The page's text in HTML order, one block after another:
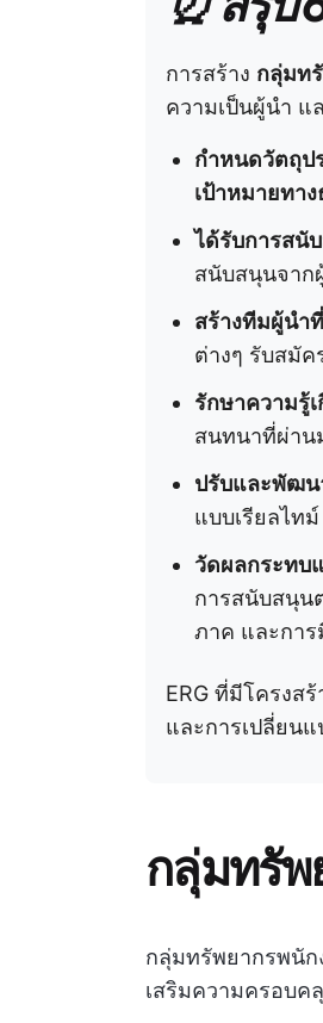
การสร้าง กลุ่มท
ความเป็นผู้นำ แ
กำหนดวัตถุป
เป้าหมายทา
ได้รับการสนั
สนับสนุนจาก
สร้างทีมผู้นำ
ต่างๆ รับสมั
รักษาความรู้เ
สนทนาที่ผ่าน
ปรับและพัฒน
แบบเรียลไท
วัดผลกระทบ
การสนับสนุน
ภาค และการ
ERG ที่มีโครงส
และการเปลี่ยน
กลุ่มทรัพ
กลุ่มทรัพยากรพนัก
เสริมความครอบค